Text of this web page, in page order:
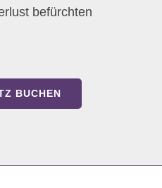
befürchten
BUCHEN